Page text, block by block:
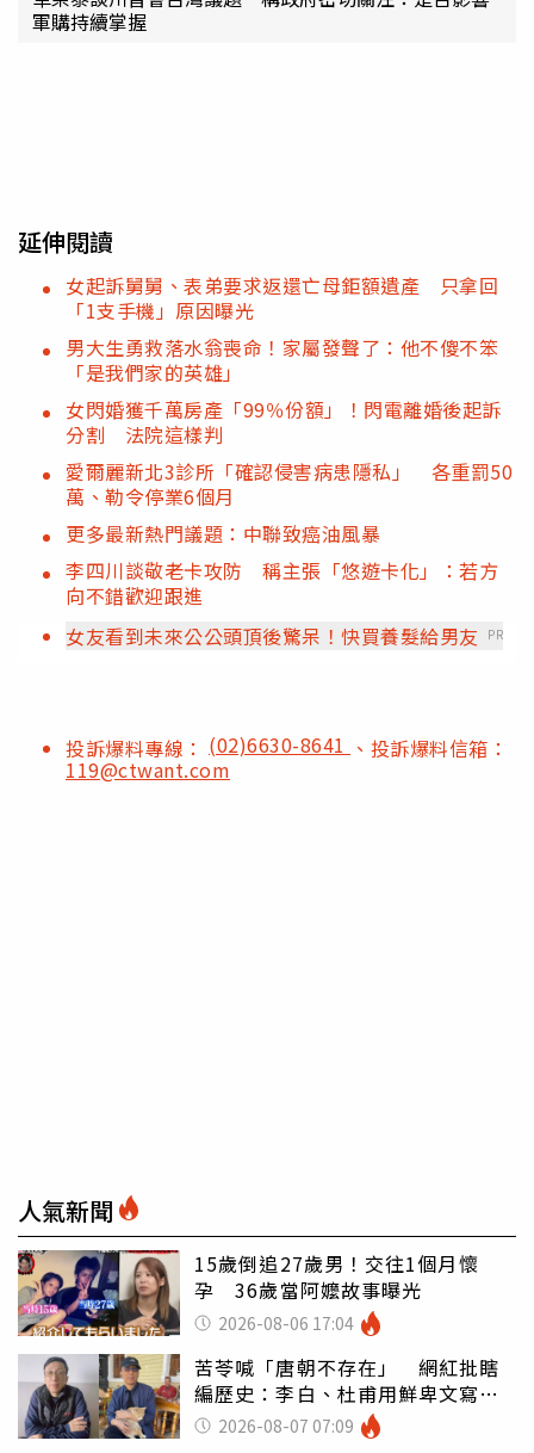
軍購持續掌握
延伸閱讀
女起訴舅舅、表弟要求返還亡母鉅額遺產 只拿回
「1支手機」原因曝光
男大生勇救落水翁喪命！家屬發聲了：他不傻不笨
「是我們家的英雄」
女閃婚獲千萬房產「99％份額」！閃電離婚後起訴
分割 法院這樣判
愛爾麗新北3診所「確認侵害病患隱私」 各重罰50
萬、勒令停業6個月
更多最新熱門議題：中聯致癌油風暴
李四川談敬老卡攻防 稱主張「悠遊卡化」：若方
向不錯歡迎跟進
女友看到未來公公頭頂後驚呆！快買養髮給男友
PR
投訴爆料專線： (02)6630-8641 、投訴爆料信箱：
119@ctwant.com
人氣新聞
15歲倒追27歲男！交往1個月懷
孕 36歲當阿嬤故事曝光
2026-08-06 17:04
苦苓喊「唐朝不存在」 網紅批瞎
編歷史：李白、杜甫用鮮卑文寫
詩？2026-08-07 07:09